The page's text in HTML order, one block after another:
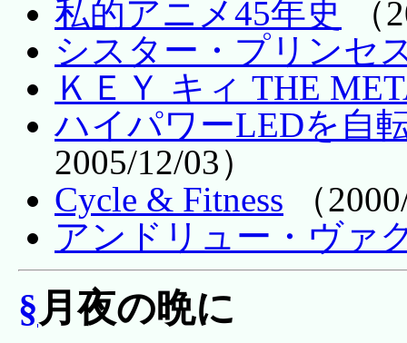
私的アニメ45年史
（
シスター・プリンセ
ＫＥＹ キィ THE
ハイパワーLEDを自
2005/12/03）
Cycle & Fitness （
アンドリュー・ヴァ
§月夜の晩に